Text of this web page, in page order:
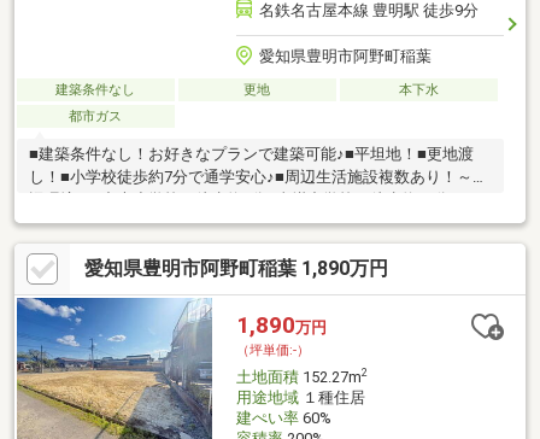
名鉄名古屋本線 豊明駅 徒歩9分
愛知県豊明市阿野町稲葉
建築条件なし 更地
本下水
都市ガス
■建築条件なし！お好きなプランで建築可能♪■平坦地！■更地渡
し！■小学校徒歩約7分で通学安心♪■周辺生活施設複数あり！～周
ＧＡドン・キホーテＵＮＹ豊明店：徒歩約12分□ファミリーマー
ト豊明阿野町店：徒歩約7分□むつみ保育園：徒歩約5分
愛知県豊明市阿野町稲葉 1,890万円
1,890万円
（坪単価:-）
土地面積152.27m2
用途地域１種住居
建ぺい率60%